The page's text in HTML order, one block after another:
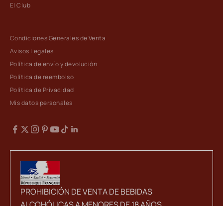
El Club
Condiciones Generales de Venta
Avisos Legales
Política de envío y devolución
Política de reembolso
Política de Privacidad
Mis datos personales
PROHIBICIÓN DE VENTA DE BEBIDAS